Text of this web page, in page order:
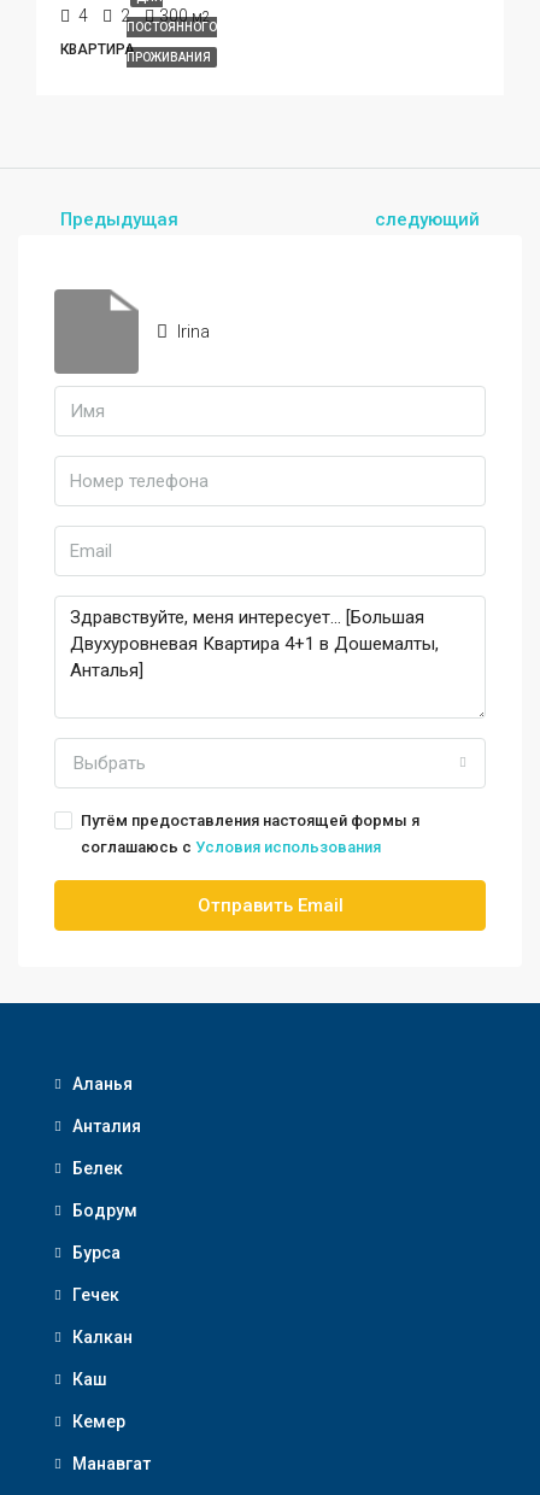
ПОСТОЯННОГО
ПРОЖИВАНИЯ
4 2 300 м2
КВАРТИРА
Предыдущая следующий
Irina
Выбрать
Путём предоставления настоящей формы я
соглашаюсь с Условия использования
Отправить Email
Аланья
Анталия
Белек
Бодрум
Бурса
Гечек
Калкан
Каш
Кемер
Манавгат